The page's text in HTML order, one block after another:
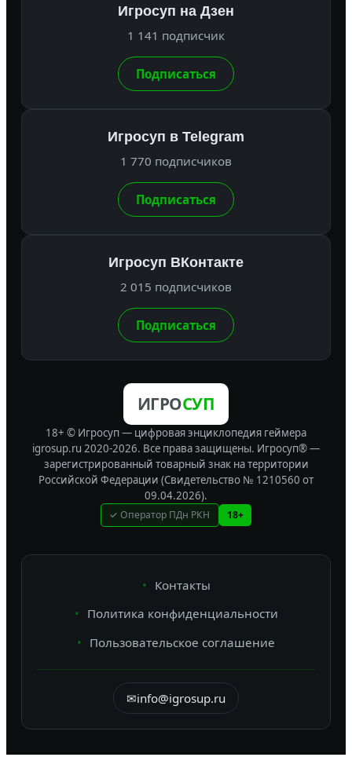
Игросуп на Дзен
1 141 подписчик
Подписаться
Игросуп в Telegram
1 770 подписчиков
Подписаться
Игросуп ВКонтакте
2 015 подписчиков
Подписаться
ИГРОСУП
18+ © Игросуп — цифровая энциклопедия геймера
igrosup.ru 2020-2026. Все права защищены. Игросуп® —
зарегистрированный товарный знак на территории
Российской Федерации (Свидетельство № 1210560 от
09.04.2026).
✓ Оператор ПДн РКН 18+
Контакты
Политика конфиденциальности
Пользовательское соглашение
✉info@igrosup.ru